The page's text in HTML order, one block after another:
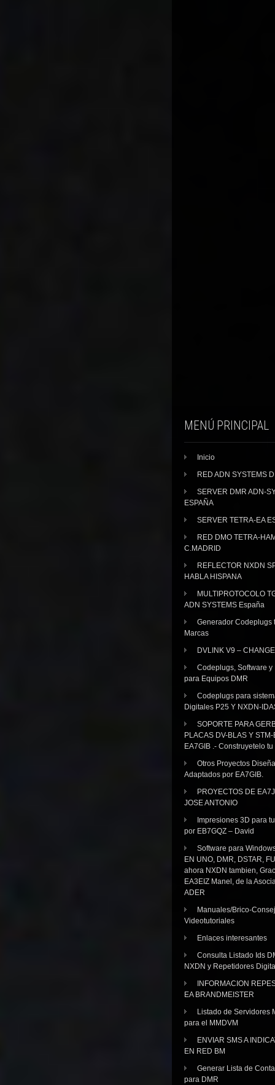
MENÚ PRINCIPAL
Inicio
RED ADN SYSTEMS
SERVER DMR ADN-
ESPAÑA
SERVER TETRA-EA
RED DMO TETRA-
C.MADRID
REFLECTOR NXDN
HABLA HISPANA
MULTIPROTOCOLO
ADN SYSTEMS España
Generador Codeplugs
Marcas
DVLINK V9 –
Codeplugs, Software y
para Equipos DMR
Codeplugs para
Digitales P25 Y NXDN-
SOPORTE PARA
PLACAS DV-BLAS Y
EA7GIB .- Construyetelo
Otros Proyectos
Adaptados por EA7GIB.
PROYECTOS DE
JOSE ANTONIO
Impresiones 3D para
por EB7GQZ – David
Software para
EN UNO, DMR, DSTAR,
ahora NXDN tambien,
EA3EIZ Manel, de la
ADER
Manuales/Brico-
Videotutoriales
Enlaces interesantes
Consulta Listado Ids
NXDN y Repetidores
INFORMACION
EA BRANDMEISTER
Listado de Servidores
para el MMDVM
ENVIAR SMS A
EN RED BM
Generar Lista de
para DMR